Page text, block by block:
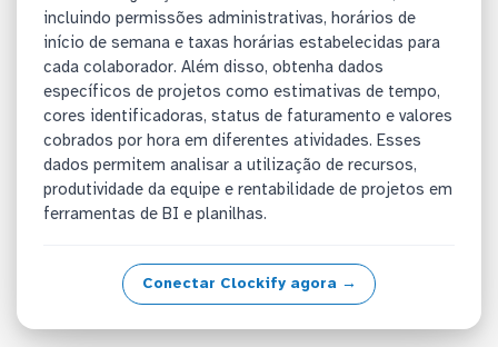
incluindo permissões administrativas, horários de
início de semana e taxas horárias estabelecidas para
cada colaborador. Além disso, obtenha dados
específicos de projetos como estimativas de tempo,
cores identificadoras, status de faturamento e valores
cobrados por hora em diferentes atividades. Esses
dados permitem analisar a utilização de recursos,
produtividade da equipe e rentabilidade de projetos em
ferramentas de BI e planilhas.
Conectar Clockify agora →